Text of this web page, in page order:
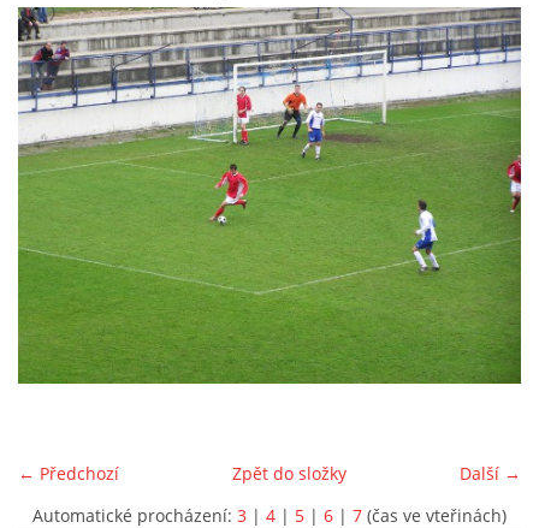
FKD A
FKD B
STARŠÍ DOROST
STARŠÍ ŽÁCI
MLADŠÍ ŽÁCI
STARŠÍ PŘÍPRAVKA R 2012 + 2013
← Předchozí Další →
Zpět do složky
Automatické procházení: 3 | 4 | 5 | 6 | 7 (čas ve vteřinách)